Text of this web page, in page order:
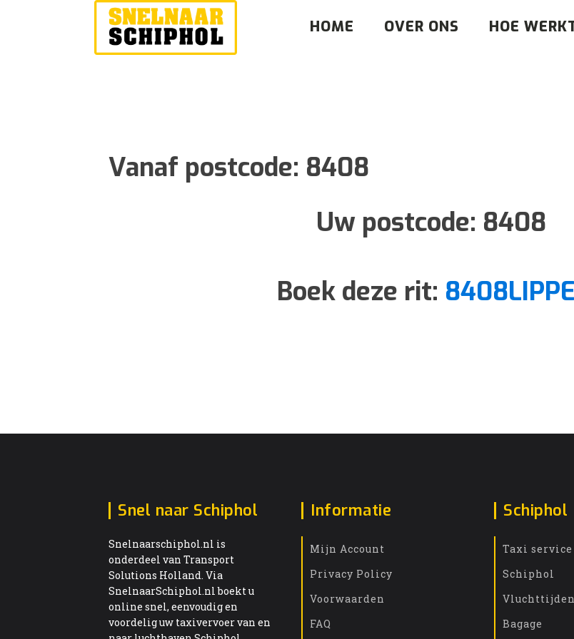
HOME OVER ONS HOE
Vanaf postcode: 8408
Uw postcode: 8408
Boek deze rit:
Snel naar Schiphol
Snelnaarschiphol.nl is
onderdeel van Transport
Solutions Holland. Via
SnelnaarSchiphol.nl boekt u
online snel, eenvoudig en
voordelig uw taxivervoer van en
Informatie
Mijn Account
Privacy Policy
Voorwaarden
FAQ
Schiphol
Taxi service
Schiphol
Vluchttijden
Bagage